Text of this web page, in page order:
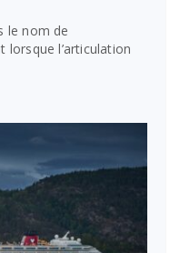
le nom de
lorsque l’articulation